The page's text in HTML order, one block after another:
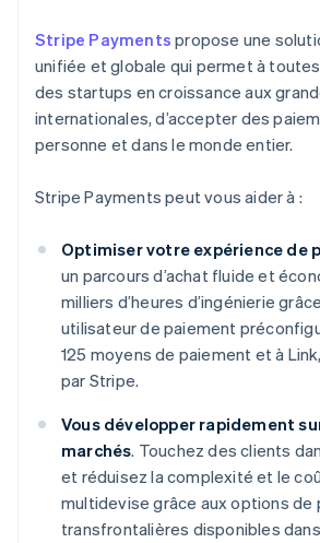
Stripe Payments propose une
unifiée et globale qui permet à
des startups en croissance aux
internationales, d’accepter des
personne et dans le monde entier.
Stripe Payments peut vous aider à :
Optimiser votre expérience de
un parcours d’achat fluide et
milliers d’heures d’ingénierie
utilisateur de paiement
125 moyens de paiement et à
par Stripe.
Vous développer rapidement
marchés. Touchez des clients
et réduisez la complexité et le
multidevise grâce aux options de
transfrontalières disponibles